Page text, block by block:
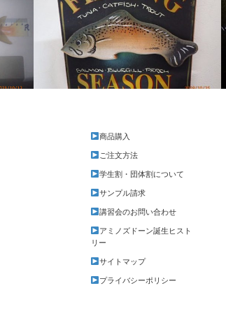
商品購入
ご注文方法
学生割・団体割について
サンプル請求
講習会のお問い合わせ
アミノズドーン誕生ヒスト
リー
サイトマップ
プライバシーポリシー